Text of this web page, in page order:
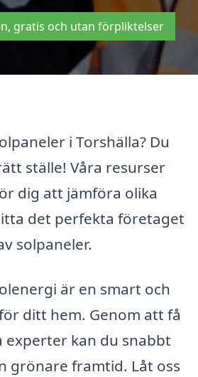
gratis och utan förpliktelser
i Torshälla? Du
ställe! Våra resurser
dig att jämföra olika
det perfekta företaget
solpaneler.
är en smart och
ditt hem. Genom att få
experter kan du snabbt
grönare framtid. Låt oss